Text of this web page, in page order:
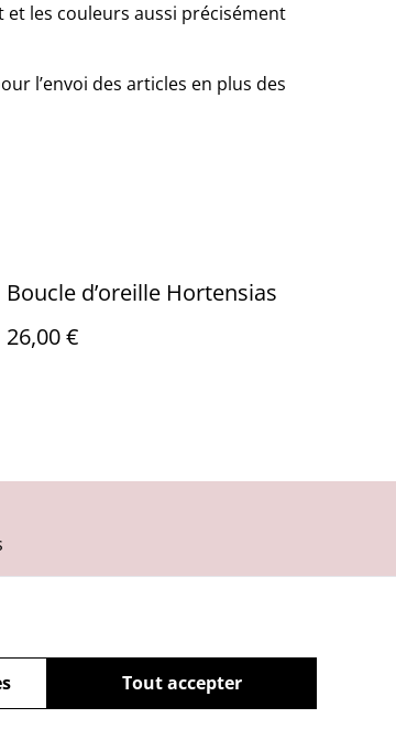
les couleurs aussi précisément
l’envoi des articles en plus des
Boucle d’oreille Hortensias
26,00 €
Tout accepter